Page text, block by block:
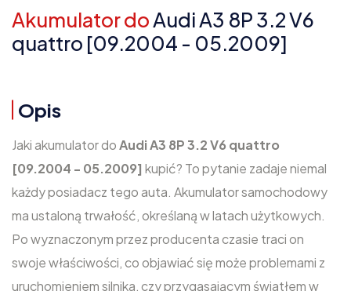
Akumulator doAudi A3 8P 3.2 V6
quattro [09.2004 - 05.2009]
Opis
Jaki akumulator doAudi A3 8P 3.2 V6 quattro
[09.2004 - 05.2009] kupić? To pytanie zadaje niemal
każdy posiadacz tego auta. Akumulator samochodowy
ma ustaloną trwałość, określaną w latach użytkowych.
Po wyznaczonym przez producenta czasie traci on
swoje właściwości, co objawiać się może problemami z
uruchomieniem silnika, czy przygasającym światłem w